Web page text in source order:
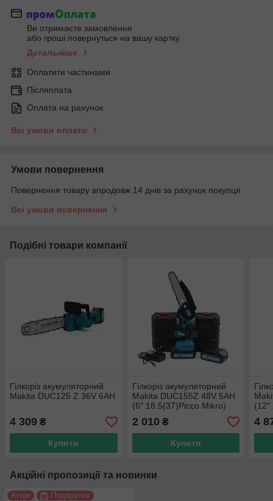
Ви отримаєте замовлення
або гроші повернуться на вашу картку
Детальніше
Оплатити частинами
Післяплата
Оплата на рахунок
Всі умови оплати
Умови повернення
Повернення товару впродовж 14 днів за рахунок покупця
Всі умови повернення
Подібні товари компанії
Гілкоріз акумуляторний
Makita DUC125 Z 36V 6AH
4 309 ₴
Купити
Гілкоріз акумуляторний
Makita DUC155Z 48V 5AH
(6" 18.5(37)Рicco Mikro)
2 010 ₴
Купити
(12"
4
Акційні пропозиції та новинки
Акція Подарунок